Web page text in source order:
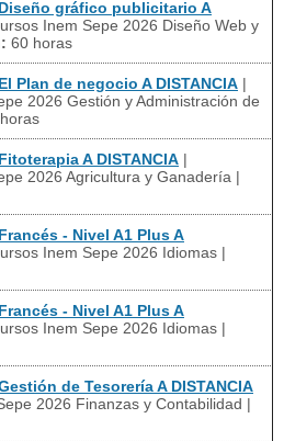
gráfico publicitario A
Inem Sepe 2026 Diseño Web y
60 horas
Plan de negocio A DISTANCIA |
2026 Gestión y Administración de
A DISTANCIA |
2026 Agricultura y Ganadería |
- Nivel A1 Plus A
Inem Sepe 2026 Idiomas |
- Nivel A1 Plus A
Inem Sepe 2026 Idiomas |
de Tesorería A DISTANCIA
2026 Finanzas y Contabilidad |